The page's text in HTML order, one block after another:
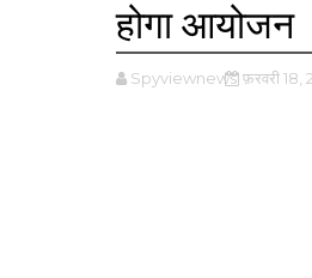
होगा आयोजन
Spyviewnews फ़रवरी 18,